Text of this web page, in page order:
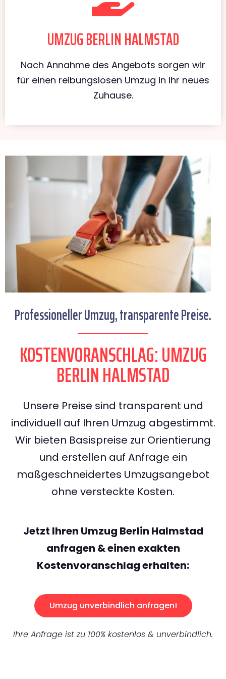
UMZUG BERLIN HALMSTAD
Nach Annahme des Angebots sorgen wir
für einen reibungslosen Umzug in Ihr neues
Zuhause.
Professioneller Umzug, transparente Preise.
KOSTENVORANSCHLAG: UMZUG
BERLIN HALMSTAD
Unsere Preise sind transparent und
individuell auf Ihren Umzug abgestimmt.
Wir bieten Basispreise zur Orientierung
und erstellen auf Anfrage ein
maßgeschneidertes Umzugsangebot
ohne versteckte Kosten.
Jetzt Ihren Umzug Berlin Halmstad
anfragen & einen exakten
Kostenvoranschlag erhalten:
Umzug unverbindlich anfragen!
Ihre Anfrage ist zu 100% kostenlos & unverbindlich.